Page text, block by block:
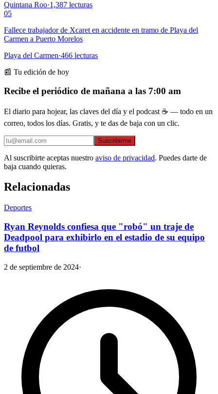
Quintana Roo·1,387 lecturas
05
Fallece trabajador de Xcaret en accidente en tramo de Playa del
Carmen a Puerto Morelos
Playa del Carmen·466 lecturas
📰 Tu edición de hoy
Recibe el periódico de mañana a las 7:00 am
El diario para hojear, las claves del día y el podcast ☕ — todo en un
correo, todos los días. Gratis, y te das de baja con un clic.
Suscribirme
Al suscribirte aceptas nuestro aviso de privacidad. Puedes darte de
baja cuando quieras.
Relacionadas
Deportes
Ryan Reynolds confiesa que "robó" un traje de
Deadpool para exhibirlo en el estadio de su equipo
de futbol
2 de septiembre de 2024·